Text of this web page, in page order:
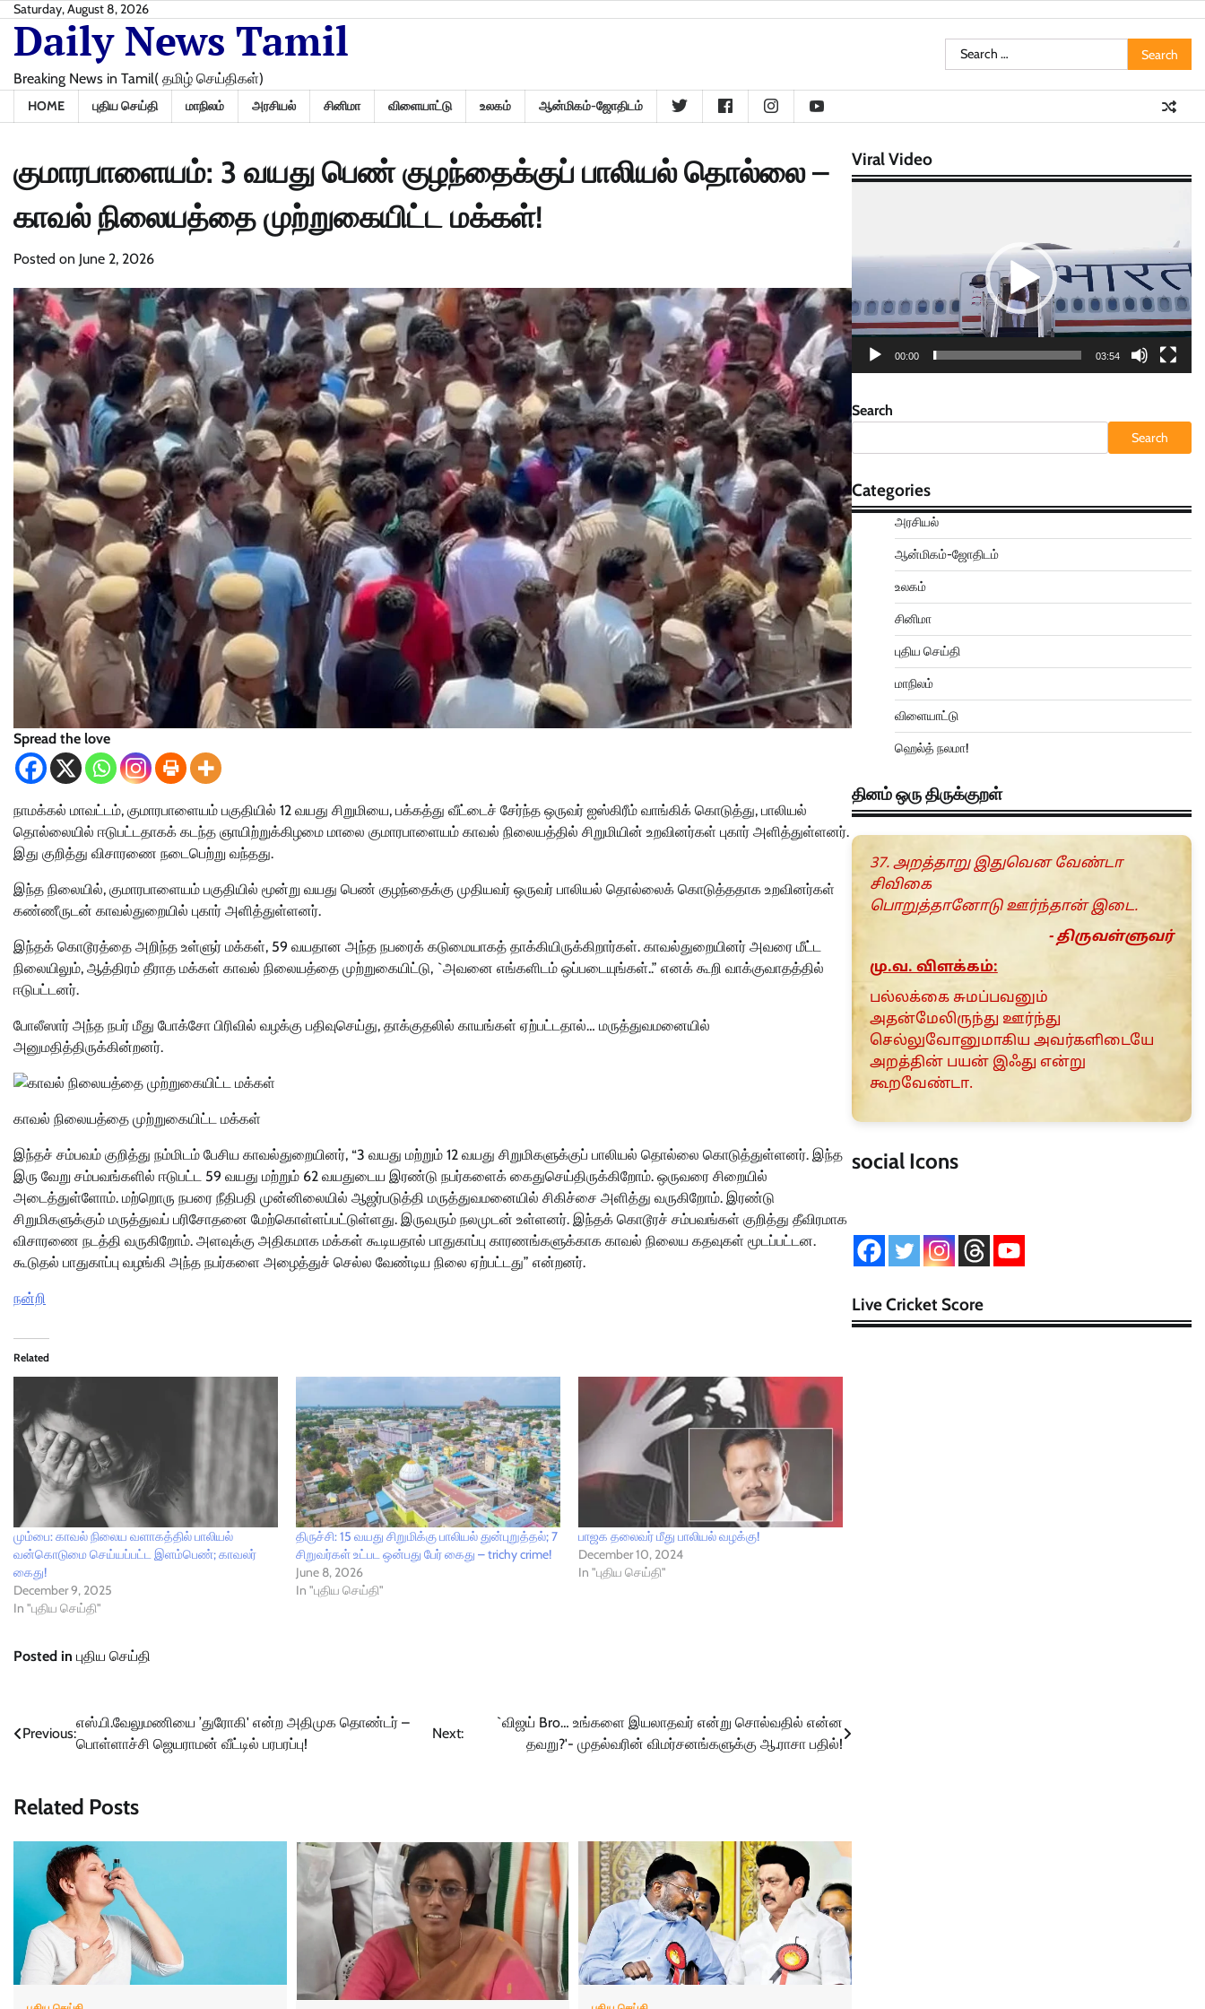
Skip
content
Saturday, August 8, 2026
Daily News Tamil
Breaking News in Tamil( தமிழ் செய்திகள்)
Search
for:
HOME புதிய செய்தி மாநிலம் அரசியல் சினிமா விளையாட்டு உலகம் ஆன்மிகம்-ஜோதிடம்
குமாரபாளையம்: 3 வயது பெண் குழந்தைக்குப் பாலியல் தொல்லை –
காவல் நிலையத்தை முற்றுகையிட்ட மக்கள்!
Posted on June 2, 2026
Spread the love
நாமக்கல் மாவட்டம், குமாரபாளையம் பகுதியில் 12 வயது சிறுமியை, பக்கத்து வீட்டைச் சேர்ந்த ஒருவர் ஐஸ்கிரீம் வாங்கிக் கொடுத்து, பாலியல்
தொல்லையில் ஈடுபட்டதாகக் கடந்த ஞாயிற்றுக்கிழமை மாலை குமாரபாளையம் காவல் நிலையத்தில் சிறுமியின் உறவினர்கள் புகார் அளித்துள்ளனர்.
இது குறித்து விசாரணை நடைபெற்று வந்தது.
இந்த நிலையில், குமாரபாளையம் பகுதியில் மூன்று வயது பெண் குழந்தைக்கு முதியவர் ஒருவர் பாலியல் தொல்லைக் கொடுத்ததாக உறவினர்கள்
கண்ணீருடன் காவல்துறையில் புகார் அளித்துள்ளனர்.
இந்தக் கொடூரத்தை அறிந்த உள்ளுர் மக்கள், 59 வயதான அந்த நபரைக் கடுமையாகத் தாக்கியிருக்கிறார்கள். காவல்துறையினர் அவரை மீட்ட
நிலையிலும், ஆத்திரம் தீராத மக்கள் காவல் நிலையத்தை முற்றுகையிட்டு, `அவனை எங்களிடம் ஒப்படையுங்கள்..” எனக் கூறி வாக்குவாதத்தில்
ஈடுபட்டனர்.
போலீஸார் அந்த நபர் மீது போக்சோ பிரிவில் வழக்கு பதிவுசெய்து, தாக்குதலில் காயங்கள் ஏற்பட்டதால்… மருத்துவமனையில்
அனுமதித்திருக்கின்றனர்.
காவல் நிலையத்தை முற்றுகையிட்ட மக்கள்
இந்தச் சம்பவம் குறித்து நம்மிடம் பேசிய காவல்துறையினர், “3 வயது மற்றும் 12 வயது சிறுமிகளுக்குப் பாலியல் தொல்லை கொடுத்துள்ளனர். இந்த
இரு வேறு சம்பவங்களில் ஈடுபட்ட 59 வயது மற்றும் 62 வயதுடைய இரண்டு நபர்களைக் கைதுசெய்திருக்கிறோம். ஒருவரை சிறையில்
அடைத்துள்ளோம்‌. மற்றொரு நபரை நீதிபதி முன்னிலையில் ஆஜர்படுத்தி மருத்துவமனையில் சிகிச்சை அளித்து வருகிறோம். இரண்டு
சிறுமிகளுக்கும் மருத்துவப் பரிசோதனை மேற்கொள்ளப்பட்டுள்ளது. இருவரும் நலமுடன் உள்ளனர். இந்தக் கொடூரச் சம்பவங்கள் குறித்து தீவிரமாக
விசாரணை நடத்தி வருகிறோம். அளவுக்கு அதிகமாக மக்கள் கூடியதால் பாதுகாப்பு காரணங்களுக்காக காவல் நிலைய கதவுகள் மூடப்பட்டன.
கூடுதல் பாதுகாப்பு வழங்கி அந்த நபர்களை அழைத்துச் செல்ல வேண்டிய நிலை ஏற்பட்டது” என்றனர்.
நன்றி
Related
மும்பை: காவல் நிலைய வளாகத்தில் பாலியல்
வன்கொடுமை செய்யப்பட்ட இளம்பெண்; காவலர்
கைது!
December 9, 2025
In "புதிய செய்தி"
திருச்சி: 15 வயது சிறுமிக்கு பாலியல் துன்புறுத்தல்; 7
சிறுவர்கள் உட்பட ஒன்பது பேர் கைது – trichy crime!
June 8, 2026
In "புதிய செய்தி"
பாஜக தலைவர் மீது பாலியல் வழக்கு!
December 10, 2024
In "புதிய செய்தி"
Posted in புதிய செய்தி
Post
Previous:
எஸ்.பி.வேலுமணியை ’துரோகி' என்ற அதிமுக தொண்டர் –
பொள்ளாச்சி ஜெயராமன் வீட்டில் பரபரப்பு!
Next:
`விஜய் Bro… உங்களை இயலாதவர் என்று சொல்வதில் என்ன
தவறு?'- முதல்வரின் விமர்சனங்களுக்கு ஆ.ராசா பதில்!
Related Posts
Viral Video
00:00 03:54
Search
Search
Categories
அரசியல்
ஆன்மிகம்-ஜோதிடம்
உலகம்
சினிமா
புதிய செய்தி
மாநிலம்
விளையாட்டு
ஹெல்த் நலமா!
தினம் ஒரு திருக்குறள்
37. அறத்தாறு இதுவென வேண்டா
சிவிகை
பொறுத்தானோடு ஊர்ந்தான் இடை.
- திருவள்ளுவர்
மு.வ. விளக்கம்:
பல்லக்கை சுமப்பவனும்
அதன்மேலிருந்து ஊர்ந்து
செல்லுவோனுமாகிய அவர்களிடையே
அறத்தின் பயன் இஃது என்று
கூறவேண்டா.
social Icons
Live Cricket Score